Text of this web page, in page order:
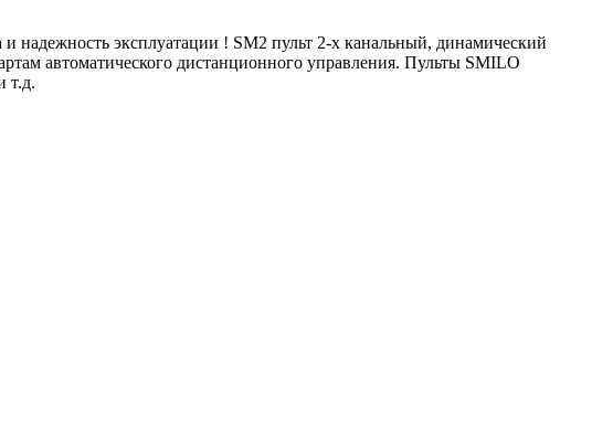
надежность эксплуатации ! SM2 пульт 2-х канальный, динамический
автоматического дистанционного управления. Пульты SMILO
т.д.